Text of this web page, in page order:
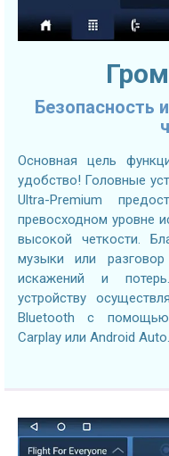
Безопасность
Основная цель
удобство! Головные
Ultra-Premium
превосходном уровне
высокой четкости.
музыки или
искажений и
устройству
Bluetooth с помощью
Carplay или Android Auto.